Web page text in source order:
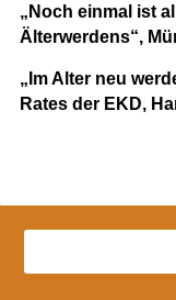
„Noch einmal ist
Älterwerdens“,
„Im Alter neu
Rates der EKD,